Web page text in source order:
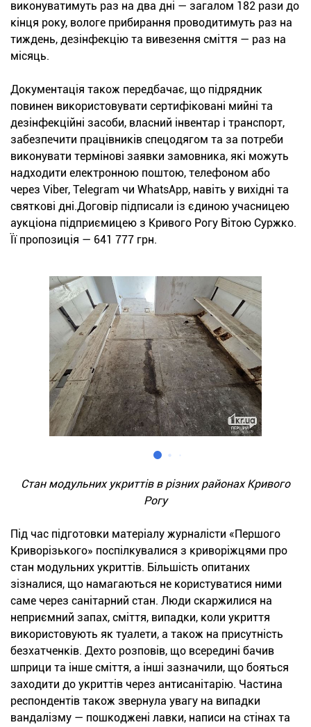
виконуватимуть раз на два дні — загалом 182 рази до
кінця року, вологе прибирання проводитимуть раз на
тиждень, дезінфекцію та вивезення сміття — раз на
місяць.
Документація також передбачає, що підрядник
повинен використовувати сертифіковані мийні та
дезінфекційні засоби, власний інвентар і транспорт,
забезпечити працівників спецодягом та за потреби
виконувати термінові заявки замовника, які можуть
надходити електронною поштою, телефоном або
через Viber, Telegram чи WhatsApp, навіть у вихідні та
святкові дні.Договір підписали із єдиною учасницею
аукціона підприємицею з Кривого Рогу Вітою Суржко.
Її пропозиція — 641 777 грн.
Стан модульних укриттів в різних районах Кривого
Рогу
Під час підготовки матеріалу журналісти «Першого
Криворізького» поспілкувалися з криворіжцями про
стан модульних укриттів. Більшість опитаних
зізналися, що намагаються не користуватися ними
саме через санітарний стан. Люди скаржилися на
неприємний запах, сміття, випадки, коли укриття
використовують як туалети, а також на присутність
безхатченків. Дехто розповів, що всередині бачив
шприци та інше сміття, а інші зазначили, що бояться
заходити до укриттів через антисанітарію. Частина
респондентів також звернула увагу на випадки
вандалізму — пошкоджені лавки, написи на стінах та